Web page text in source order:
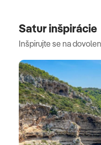
Satur inšpirácie
Inšpirujte se na